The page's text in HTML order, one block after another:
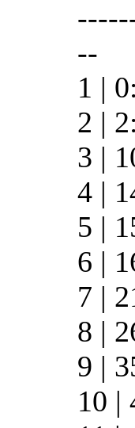
--
1 |
2 |
3 |
4 |
5 |
6 |
7 |
8 |
9 |
10 |